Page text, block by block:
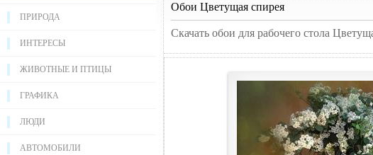
ПРИРОДА
ИНТЕРЕСЫ
ЖИВОТНЫЕ И ПТИЦЫ
ГРАФИКА
ЛЮДИ
АВТОМОБИЛИ
Обои Цветущая спирея
Скачать обои для рабочего стола